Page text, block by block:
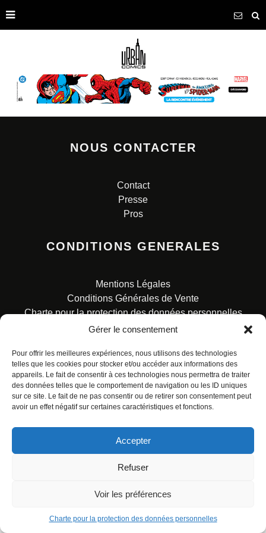
Gérer le consentement
Pour offrir les meilleures expériences, nous utilisons des technologies
telles que les cookies pour stocker et/ou accéder aux informations des
appareils. Le fait de consentir à ces technologies nous permettra de traiter
des données telles que le comportement de navigation ou les ID uniques
sur ce site. Le fait de ne pas consentir ou de retirer son consentement peut
avoir un effet négatif sur certaines caractéristiques et fonctions.
Accepter
Refuser
Voir les préférences
Charte pour la protection des données personnelles
NOUS CONTACTER
Contact
Presse
Pros
CONDITIONS GENERALES
Mentions Légales
Conditions Générales de Vente
Charte pour la protection des données personnelles
© ALL RIGHTS RESERVED. URBAN COMICS POUR LES
ÉDITIONS FRANÇAISES.